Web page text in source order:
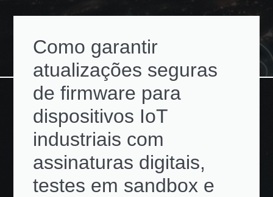
Como garantir
atualizações seguras
de firmware para
dispositivos IoT
industriais com
assinaturas digitais,
testes em sandbox e